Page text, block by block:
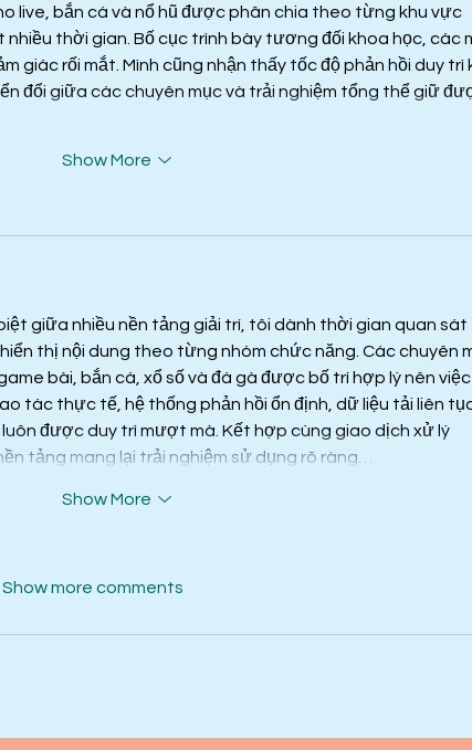
live, bắn cá và nổ hũ được phân chia theo từng khu vực
nhiều thời gian. Bố cục trình bày tương đối khoa học, các
giác rối mắt. Mình cũng nhận thấy tốc độ phản hồi duy trì
đổi giữa các chuyên mục và trải nghiệm tổng thể giữ
Show More
giữa nhiều nền tảng giải trí, tôi dành thời gian quan sát
thị nội dung theo từng nhóm chức năng. Các chuyên
bài, bắn cá, xổ số và đá gà được bố trí hợp lý nên việc
tác thực tế, hệ thống phản hồi ổn định, dữ liệu tải liên
được duy trì mượt mà. Kết hợp cùng giao dịch xử lý
tảng mang lại trải nghiệm sử dụng rõ ràng…
Show More
Show more comments